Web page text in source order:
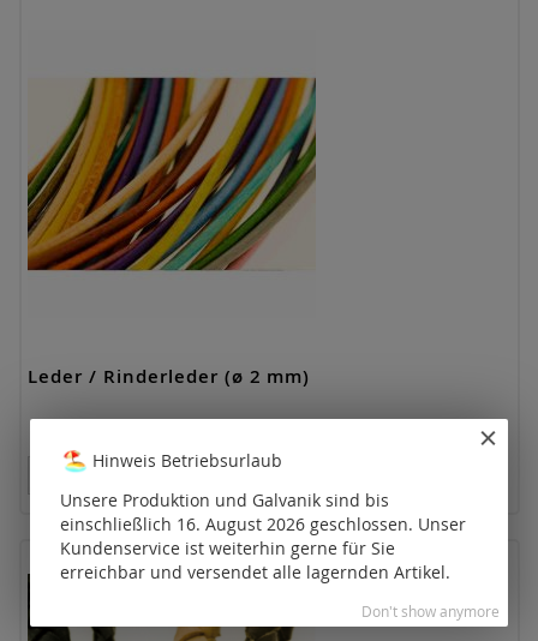
Leder / Rinderleder (ø 2 mm)
Preise nur für registrierte Kunden sichtbar.
Hinweis Betriebsurlaub
Unsere Produktion und Galvanik sind bis
einschließlich 16. August 2026 geschlossen. Unser
Kundenservice ist weiterhin gerne für Sie
erreichbar und versendet alle lagernden Artikel.
Don't show anymore